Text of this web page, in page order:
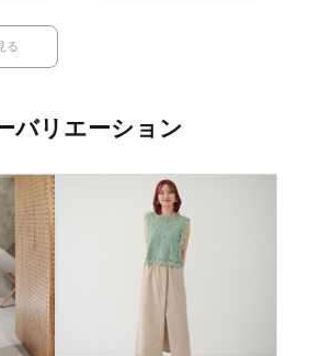
る
バリエーション